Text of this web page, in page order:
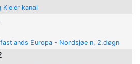
kanal
Europa - Nordsjøe n, 2.døgn